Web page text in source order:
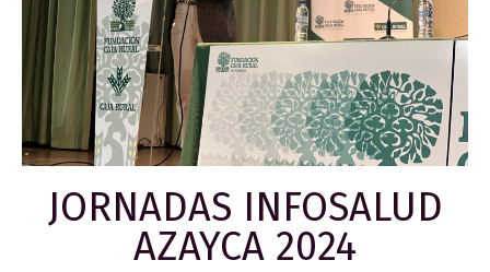
JORNADAS INFOSALUD
AZAYCA 2024